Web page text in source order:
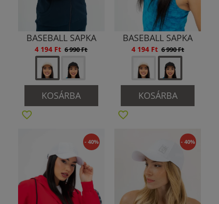
BASEBALL SAPKA
4 194 Ft 6 990 Ft
KOSÁRBA
BASEBALL SAPKA
4 194 Ft 6 990 Ft
KOSÁRBA
- 40% - 40%